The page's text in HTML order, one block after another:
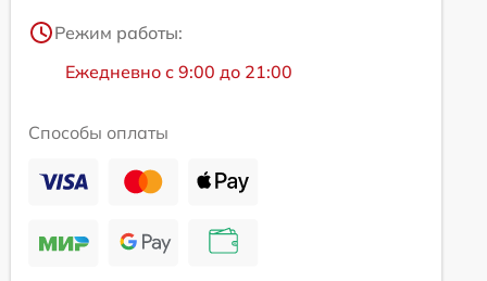
Режим работы:
Ежедневно с 9:00 до 21:00
Способы оплаты